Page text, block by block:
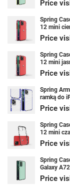
Price
Spring
12 mini
Price
Spring
12 mini
Price
Spring
ramką do
Price
Spring
12 mini
Price
Spring
Galaxy
Price